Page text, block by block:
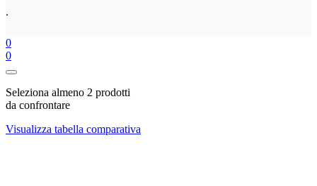
.
0
0
Seleziona almeno 2 prodotti
da confrontare
Visualizza tabella comparativa